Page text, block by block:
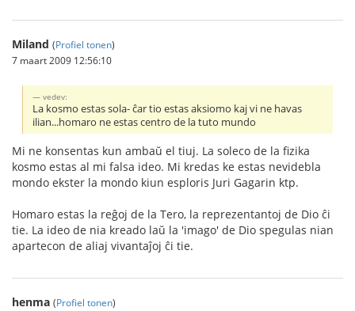
Miland (Profiel tonen)
7 maart 2009 12:56:10
vedev:
La kosmo estas sola- ĉar tio estas aksiomo kaj vi ne havas
ilian...homaro ne estas centro de la tuto mundo
Mi ne konsentas kun ambaŭ el tiuj. La soleco de la fizika
kosmo estas al mi falsa ideo. Mi kredas ke estas nevidebla
mondo ekster la mondo kiun esploris Juri Gagarin ktp.
Homaro estas la reĝoj de la Tero, la reprezentantoj de Dio ĉi
tie. La ideo de nia kreado laŭ la 'imago' de Dio spegulas nian
apartecon de aliaj vivantaĵoj ĉi tie.
henma (Profiel tonen)